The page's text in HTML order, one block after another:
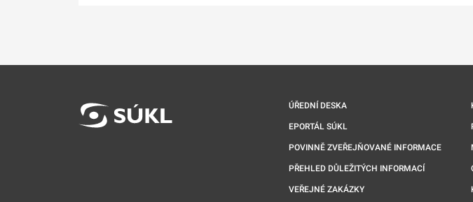
ÚŘEDNÍ DESKA
EPORTÁL SÚKL
POVINNĚ ZVEŘEJŇOVANÉ INFORMACE
PŘEHLED DŮLEŽITÝCH INFORMACÍ
VEŘEJNÉ ZAKÁZKY